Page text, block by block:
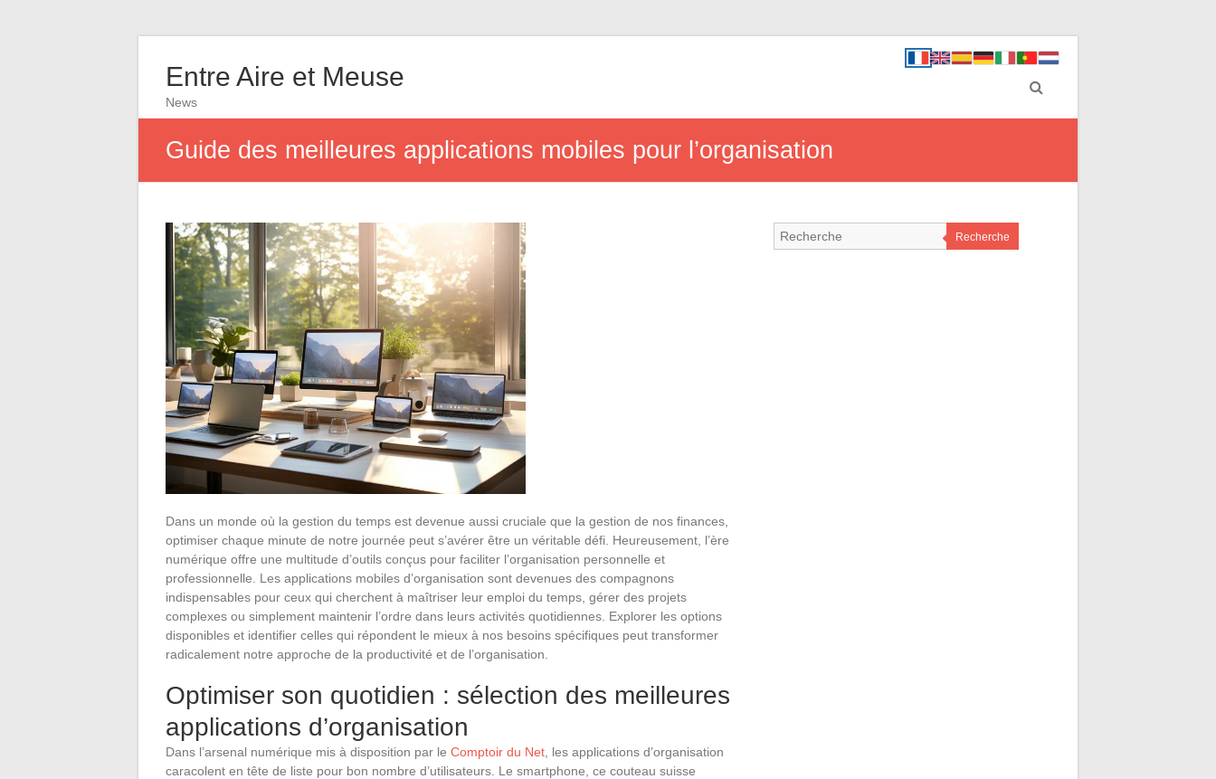
Entre Aire et Meuse
News
Guide des meilleures applications mobiles pour l’organisation
Dans un monde où la gestion du temps est devenue aussi cruciale que la gestion de nos finances,
optimiser chaque minute de notre journée peut s’avérer être un véritable défi. Heureusement, l’ère
numérique offre une multitude d’outils conçus pour faciliter l’organisation personnelle et
professionnelle. Les applications mobiles d’organisation sont devenues des compagnons
indispensables pour ceux qui cherchent à maîtriser leur emploi du temps, gérer des projets
complexes ou simplement maintenir l’ordre dans leurs activités quotidiennes. Explorer les options
disponibles et identifier celles qui répondent le mieux à nos besoins spécifiques peut transformer
radicalement notre approche de la productivité et de l’organisation.
Optimiser son quotidien : sélection des meilleures
applications d’organisation
Dans l’arsenal numérique mis à disposition par le Comptoir du Net , les applications d’organisation
caracolent en tête de liste pour bon nombre d’utilisateurs. Le smartphone, ce couteau suisse
Recherche